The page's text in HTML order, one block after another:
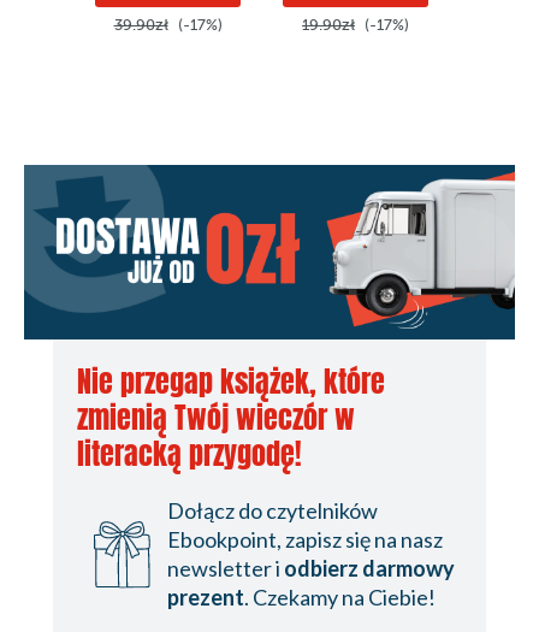
39.90zł (-17%) 19.90zł (-17%)
Nie przegap książek, które
zmienią Twój wieczór w
literacką przygodę!
Dołącz do czytelników
Ebookpoint, zapisz się na nasz
newsletter i odbierz darmowy
prezent. Czekamy na Ciebie!